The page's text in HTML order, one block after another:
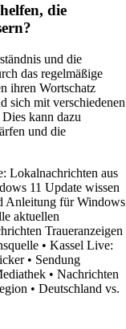
die
und die
das regelmäßige
ihren Wortschatz
sich mit verschiedenen
kann dazu
und die
Lokalnachrichten aus
11 Update wissen
Anleitung für Windows
aktuellen
Traueranzeigen
• Kassel Live:
• Sendung
• Nachrichten
• Deutschland vs.